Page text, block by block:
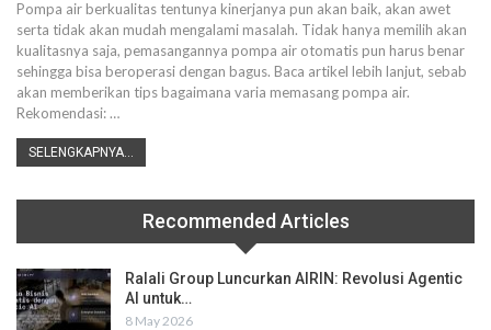
Pompa air berkualitas tentunya kinerjanya pun akan baik, akan awet
serta tidak akan mudah mengalami masalah. Tidak hanya memilih akan
kualitasnya saja, pemasangannya pompa air otomatis pun harus benar
sehingga bisa beroperasi dengan bagus. Baca artikel lebih lanjut, sebab
akan memberikan tips bagaimana varia memasang pompa air.
Rekomendasi: …
SELENGKAPNYA...
Recommended Articles
Ralali Group Luncurkan AIRIN: Revolusi Agentic
AI untuk…
8 May 2026